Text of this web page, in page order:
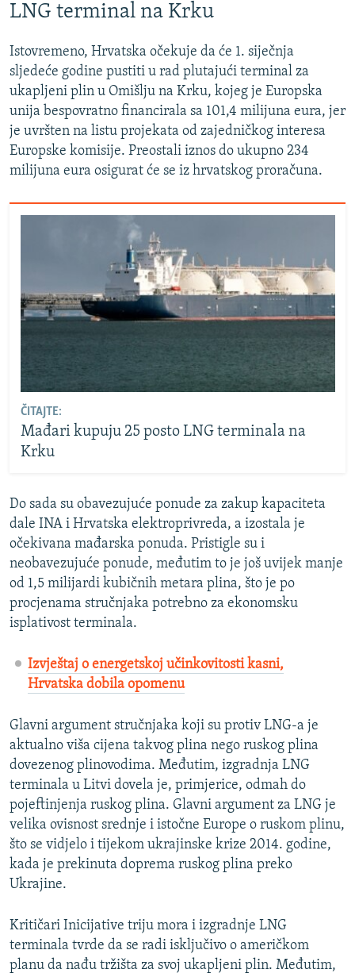
LNG terminal na Krku
Istovremeno, Hrvatska očekuje da će 1. siječnja
sljedeće godine pustiti u rad plutajući terminal za
ukapljeni plin u Omišlju na Krku, kojeg je Europska
unija bespovratno financirala sa 101,4 milijuna eura, jer
je uvršten na listu projekata od zajedničkog interesa
Europske komisije. Preostali iznos do ukupno 234
milijuna eura osigurat će se iz hrvatskog proračuna.
ČITAJTE:
Mađari kupuju 25 posto LNG terminala na
Krku
Do sada su obavezujuće ponude za zakup kapaciteta
dale INA i Hrvatska elektroprivreda, a izostala je
očekivana mađarska ponuda. Pristigle su i
neobavezujuće ponude, međutim to je još uvijek manje
od 1,5 milijardi kubičnih metara plina, što je po
procjenama stručnjaka potrebno za ekonomsku
isplativost terminala.
Izvještaj o energetskoj učinkovitosti kasni,
Hrvatska dobila opomenu
Glavni argument stručnjaka koji su protiv LNG-a je
aktualno viša cijena takvog plina nego ruskog plina
dovezenog plinovodima. Međutim, izgradnja LNG
terminala u Litvi dovela je, primjerice, odmah do
pojeftinjenja ruskog plina. Glavni argument za LNG je
velika ovisnost srednje i istočne Europe o ruskom plinu,
što se vidjelo i tijekom ukrajinske krize 2014. godine,
kada je prekinuta doprema ruskog plina preko
Ukrajine.
Kritičari Inicijative triju mora i izgradnje LNG
terminala tvrde da se radi isključivo o američkom
planu da nađu tržišta za svoj ukapljeni plin. Međutim,